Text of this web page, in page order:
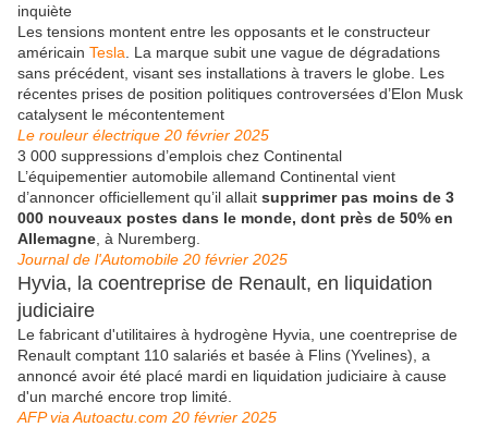
inquiète
Les tensions montent entre les opposants et le constructeur
américain Tesla . La marque subit une vague de dégradations
sans précédent, visant ses installations à travers le globe. Les
récentes prises de position politiques controversées d’Elon Musk
catalysent le mécontentement
Le rouleur électrique 20 février 2025
3 000 suppressions d’emplois chez Continental
L’équipementier automobile allemand Continental vient
d’annoncer officiellement qu’il allait supprimer pas moins de 3
000 nouveaux postes dans le monde, dont près de 50% en
Allemagne , à Nuremberg.
Journal de l'Automobile 20 février 2025
Hyvia, la coentreprise de Renault, en liquidation
judiciaire
Le fabricant d'utilitaires à hydrogène Hyvia, une coentreprise de
Renault comptant 110 salariés et basée à Flins (Yvelines), a
annoncé avoir été placé mardi en liquidation judiciaire à cause
d'un marché encore trop limité.
AFP via Autoactu.com 20 février 2025